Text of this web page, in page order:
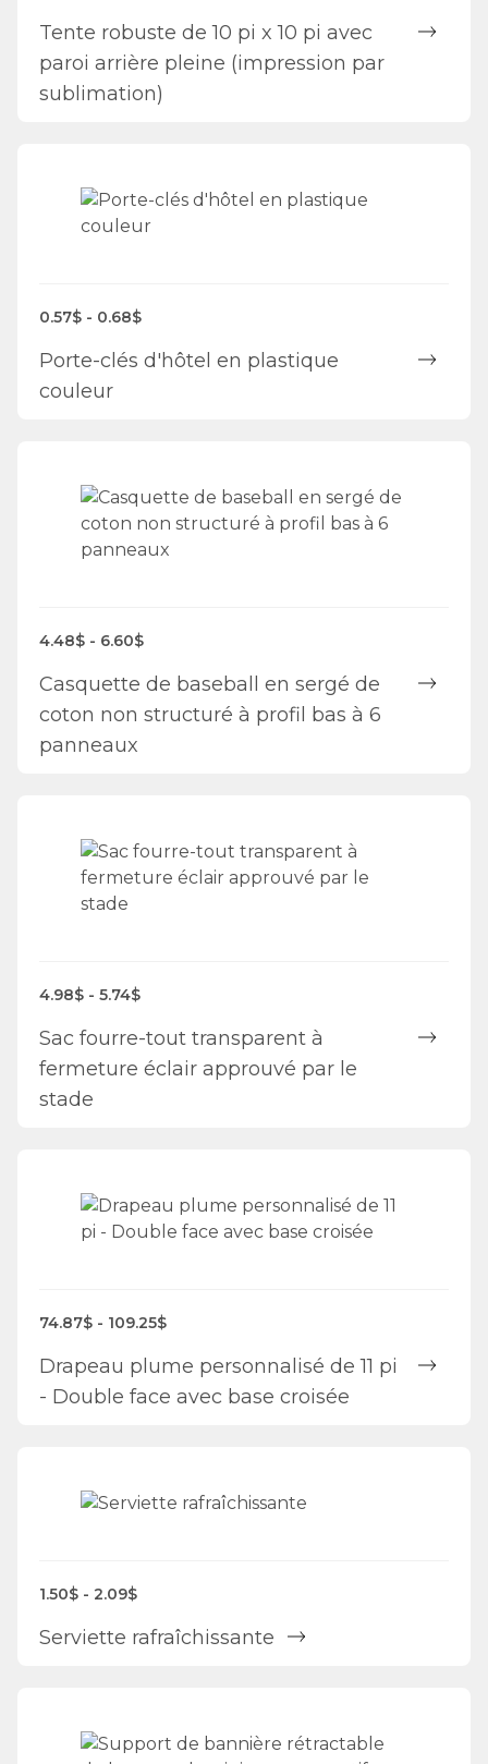
Tente robuste de 10 pi x 10 pi avec
paroi arrière pleine (impression par
sublimation)
0.57$ - 0.68$
Porte-clés d'hôtel en plastique
couleur
4.48$ - 6.60$
Casquette de baseball en sergé de
coton non structuré à profil bas à 6
panneaux
4.98$ - 5.74$
Sac fourre-tout transparent à
fermeture éclair approuvé par le
stade
74.87$ - 109.25$
Drapeau plume personnalisé de 11 pi
- Double face avec base croisée
1.50$ - 2.09$
Serviette rafraîchissante